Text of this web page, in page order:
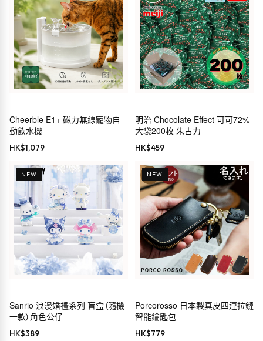
Cheerble E1+ 磁力無線寵物自
動飲水機
HK$1,079
明治 Chocolate Effect 可可72%
大袋200枚 朱古力
HK$459
NEW
Sanrio 浪漫婚禮系列 盲盒（隨機
一款）角色公仔
HK$389
NEW
Porcorosso 日本製真皮四連拉鏈
智能鑰匙包
HK$779